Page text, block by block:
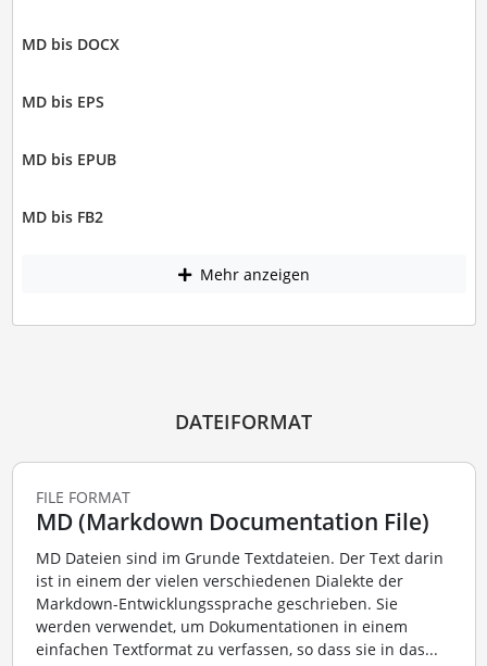
MD bis DOCX
MD bis EPS
MD bis EPUB
MD bis FB2
Mehr anzeigen
DATEIFORMAT
FILE FORMAT
MD (Markdown Documentation File)
MD Dateien sind im Grunde Textdateien. Der Text darin
ist in einem der vielen verschiedenen Dialekte der
Markdown-Entwicklungssprache geschrieben. Sie
werden verwendet, um Dokumentationen in einem
einfachen Textformat zu verfassen, so dass sie in das...